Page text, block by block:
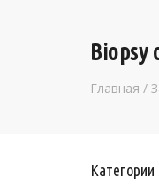
Biopsy
Главная /
Категории